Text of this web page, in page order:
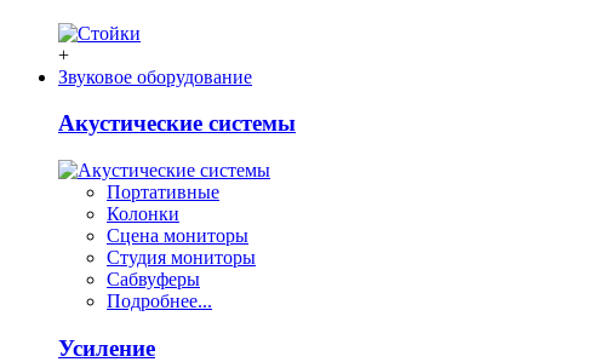
+
Звуковое оборудование
Акустические системы
Портативные
Колонки
Сцена мониторы
Студия мониторы
Сабвуферы
Подробнее...
Усиление